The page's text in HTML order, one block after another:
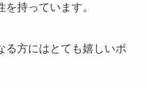
持っています。
る方にはとても嬉しいポ